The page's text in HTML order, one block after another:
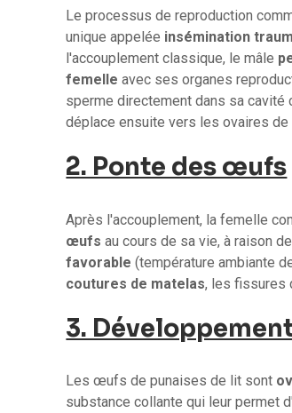
Le processus de reproduction
unique appelée insémination
l'accouplement classique, le mâle
femelle avec ses organes
sperme directement dans sa cavité
déplace ensuite vers les ovaires
2. Ponte des œufs
Après l'accouplement, la femelle
œufs au cours de sa vie, à raison
favorable (température ambiante
coutures de matelas, les fissures
3.
Les œufs de punaises de lit sont
substance collante qui leur permet